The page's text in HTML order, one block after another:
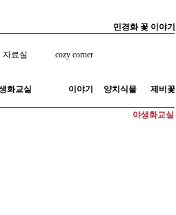
민경화 꽃 이야기
자료실 cozy corner
화교실 이야기 양치식물 제비꽃
야생화교실